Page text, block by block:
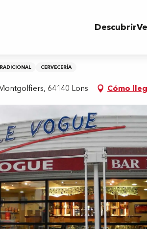
Descubrir
CERVECERÍA
64140 Lons Cómo